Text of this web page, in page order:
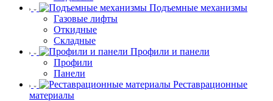
Подъемные механизмы
Газовые лифты
Откидные
Складные
Профили и панели
Профили
Панели
Реставрационные
материалы